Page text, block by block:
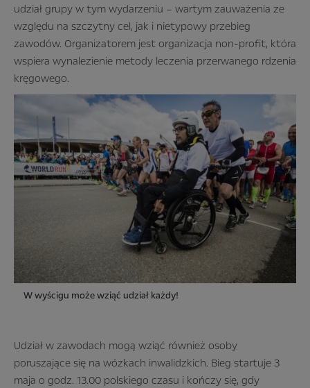
udział grupy w tym wydarzeniu – wartym zauważenia ze
względu na szczytny cel, jak i nietypowy przebieg
zawodów. Organizatorem jest organizacja non-profit, która
wspiera wynalezienie metody leczenia przerwanego rdzenia
kręgowego.
W wyścigu może wziąć udział każdy!
Udział w zawodach mogą wziąć również osoby
poruszające się na wózkach inwalidzkich. Bieg startuje 3
maja o godz. 13.00 polskiego czasu i kończy się, gdy